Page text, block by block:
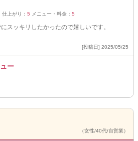
仕上がり： 5 メニュー・料金： 5
スッキリしたかったので嬉しいです。
[投稿日] 2025/05/25
ー
（女性/40代/自営業）